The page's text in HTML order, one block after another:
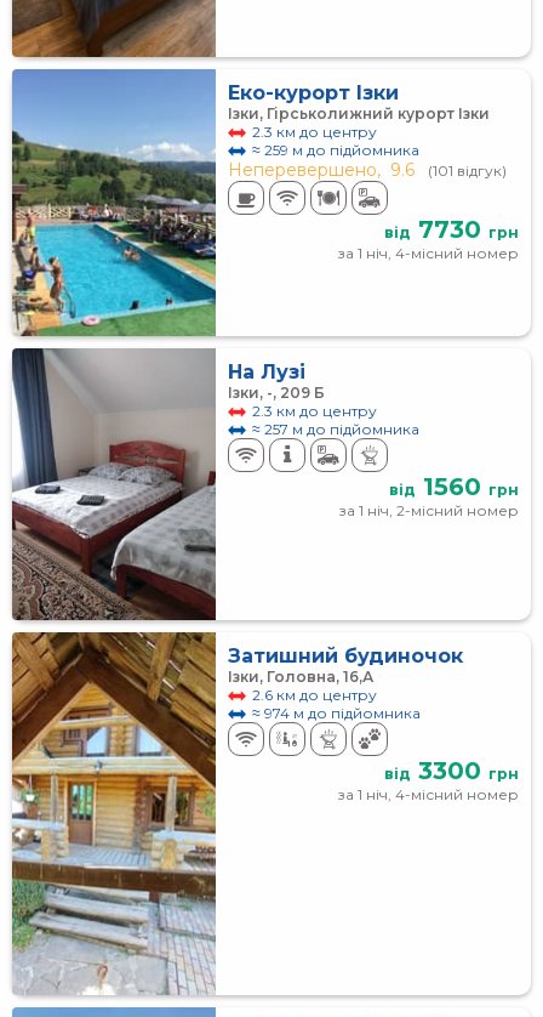
Еко-курорт Ізки
Ізки, Гірськолижний курорт Ізки
2.3 км до центру
≈ 259 м до підйомника
Неперевершено, 9.6 (101 відгук)
від 7730 грн
за 1 ніч, 4-місний номер
На Лузі
Ізки, -, 209 Б
2.3 км до центру
≈ 257 м до підйомника
від 1560 грн
за 1 ніч, 2-місний номер
Затишний будиночок
Ізки, Головна, 16,А
2.6 км до центру
≈ 974 м до підйомника
від 3300 грн
за 1 ніч, 4-місний номер